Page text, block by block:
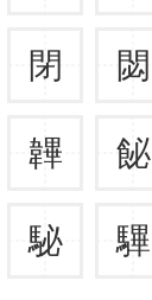
閉 閟
韠 飶
駜 驆